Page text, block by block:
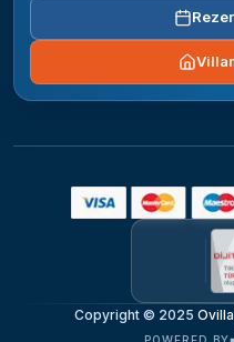
Copyright © 2025